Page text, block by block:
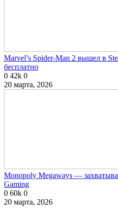
Marvel’s Spider-Man 2 вышел в
бесплатно
0 42k 0
20 марта, 2026
Monopoly Megaways —
Gaming
0 60k 0
20 марта, 2026